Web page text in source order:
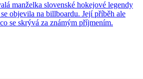
manželka slovenské hokejové legendy
objevila na billboardu. Její příběh ale
se skrývá za známým příjmením.